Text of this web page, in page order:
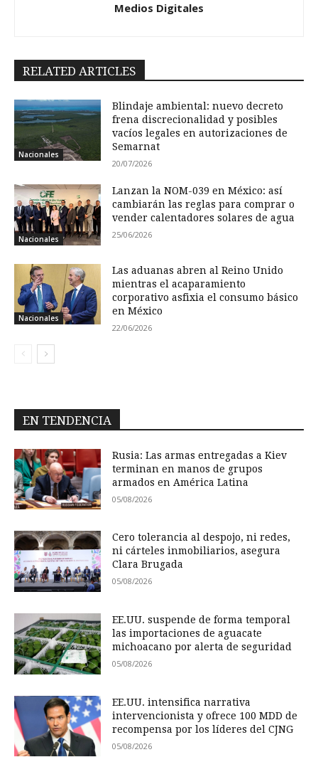
Medios Digitales
RELATED ARTICLES
Nacionales
Blindaje ambiental: nuevo decreto
frena discrecionalidad y posibles
vacíos legales en autorizaciones de
Semarnat
20/07/2026
Nacionales
Lanzan la NOM-039 en México: así
cambiarán las reglas para comprar o
vender calentadores solares de agua
25/06/2026
Nacionales
Las aduanas abren al Reino Unido
mientras el acaparamiento
corporativo asfixia el consumo básico
en México
22/06/2026
EN TENDENCIA
Rusia: Las armas entregadas a Kiev
terminan en manos de grupos
armados en América Latina
05/08/2026
Cero tolerancia al despojo, ni redes,
ni cárteles inmobiliarios, asegura
Clara Brugada
05/08/2026
EE.UU. suspende de forma temporal
las importaciones de aguacate
michoacano por alerta de seguridad
05/08/2026
EE.UU. intensifica narrativa
intervencionista y ofrece 100 MDD de
recompensa por los líderes del CJNG
05/08/2026